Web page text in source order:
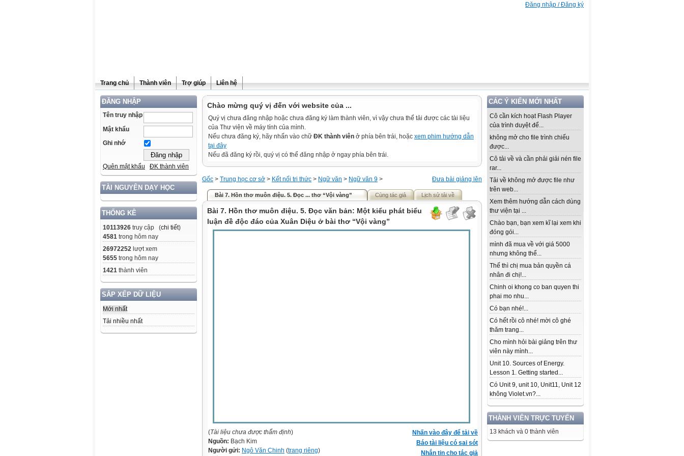
Đăng nhập / Đăng ký
Trang chủ Thành viên Trợ giúp Liên hệ
ĐĂNG NHẬP
Tên truy nhập
Mật khẩu
Ghi nhớ
Quên mật khẩu ĐK thành viên
TÀI NGUYÊN DẠY HỌC
THỐNG KÊ
10113926 truy cập (chi tiết)
4581 trong hôm nay
26972252 lượt xem
5655 trong hôm nay
1421 thành viên
SẮP XẾP DỮ LIỆU
Mới nhất
Tải nhiều nhất
CÁC Ý KIẾN MỚI NHẤT
Cô cần kích hoạt Flash Player
của trình duyệt để...
không mở cho file trình chiếu
được...
Cô tải về và cần phải giải nén file
rar...
Tải về không mở được file như
trên web...
Xem thêm hướng dẫn cách dùng
thư viện tại ...
Chào bạn, bạn xem kĩ lại xem khi
đóng gói...
mình đã mua về với giá 5000
nhưng không thể...
Thế thì chị mua bản quyền cá
nhân đi chị!...
Chinh oi khong co ban quyen thi
phai mo nhu...
Có bạn nhé!...
Có hết rồi cô nhé! mời cô ghé
thăm trang...
Cho mình hỏi bài giảng trên thư
viên này mình...
Unit 10. Sources of Energy.
Lesson 1. Getting started...
Có Unit 9, unit 10, Unit11, Unit 12
không Violet.vn?...
THÀNH VIÊN TRỰC TUYẾN
13 khách và 0 thành viên
Chào mừng quý vị đến với website của ...
Quý vị chưa đăng nhập hoặc chưa đăng ký làm thành viên, vì vậy chưa thể tải được các tài liệu
của Thư viện về máy tính của mình.
Nếu chưa đăng ký, hãy nhấn vào chữ ĐK thành viên ở phía bên trái, hoặc xem phim hướng dẫn
tại đây
Nếu đã đăng ký rồi, quý vị có thể đăng nhập ở ngay phía bên trái.
Đưa bài giảng lên
Gốc > Trung học cơ sở > Kết nối tri thức > Ngữ văn > Ngữ văn 9 >
Bài 7. Hồn thơ muôn điệu. 5. Đọc ... thơ “Vội vàng” Cùng tác giả Lịch sử tải về
Bài 7. Hồn thơ muôn điệu. 5. Đọc văn bản: Một kiểu phát biểu
luận đề độc đáo của Xuân Diệu ở bài thơ “Vội vàng”
Nhấn vào đây để tải về
Báo tài liệu có sai sót
Nhắn tin cho tác giả
(Tài liệu chưa được thẩm định)
Nguồn: Bạch Kim
Người gửi: Ngô Văn Chinh (trang riêng)